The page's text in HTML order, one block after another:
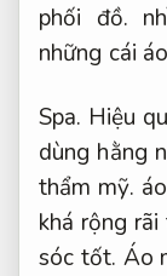
phối đồ.
những cái
Spa. Hiệu
dùng hằng
thẩm mỹ.
khá rộng
sóc tốt. Áo